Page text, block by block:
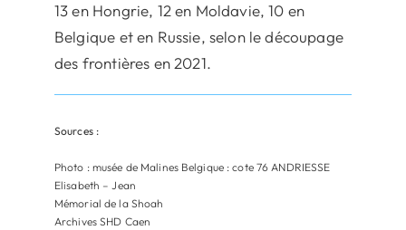
13 en Hongrie, 12 en Moldavie, 10 en
Belgique et en Russie, selon le découpage
des frontières en 2021.
Sources :
Photo : musée de Malines Belgique : cote 76 ANDRIESSE
Elisabeth – Jean
Mémorial de la Shoah
Archives SHD Caen